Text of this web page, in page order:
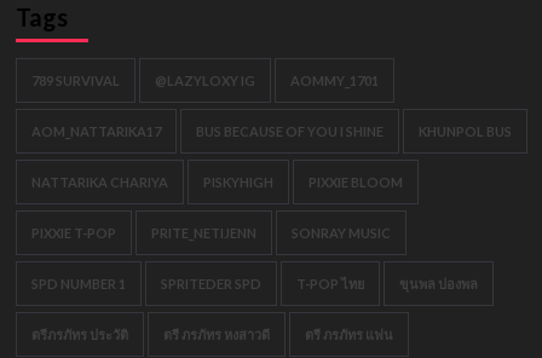
Tags
789 SURVIVAL @LAZYLOXY IG AOMMY_1701
AOM_NATTARIKA17 BUS BECAUSE OF YOU I SHINE KHUNPOL BUS
NATTARIKA CHARIYA PISKYHIGH PIXXIE BLOOM
PIXXIE T-POP PRITE_NETIJENN SONRAY MUSIC
SPD NUMBER 1 SPRITEDER SPD T-POP ไทย ขุนพล ปองพล
ตรีภรภัทร ประวัติ ตรี ภรภัทร หงสาวดี ตรี ภรภัทร แฟน